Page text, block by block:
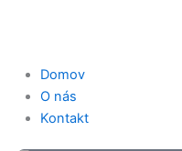
Domov
O nás
Kontakt